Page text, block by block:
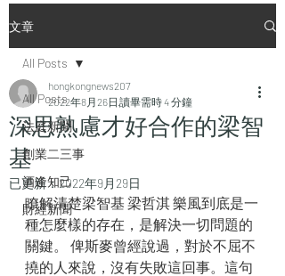
文章
All Posts
法庭新聞
創業二三事
酒逄知己
財經新聞
All Posts
深思熟慮才好合作的梁智
基
hongkongnews207
2022年8月26日 讀畢需時 4 分鐘
已更新：2022年9月29日
瞭解清楚梁智基 梁哲淇 樂風到底是一
種怎麼樣的存在，是解決一切問題的
關鍵。 俾斯麥曾經說過，對於不屈不
撓的人來說，沒有失敗這回事。這句